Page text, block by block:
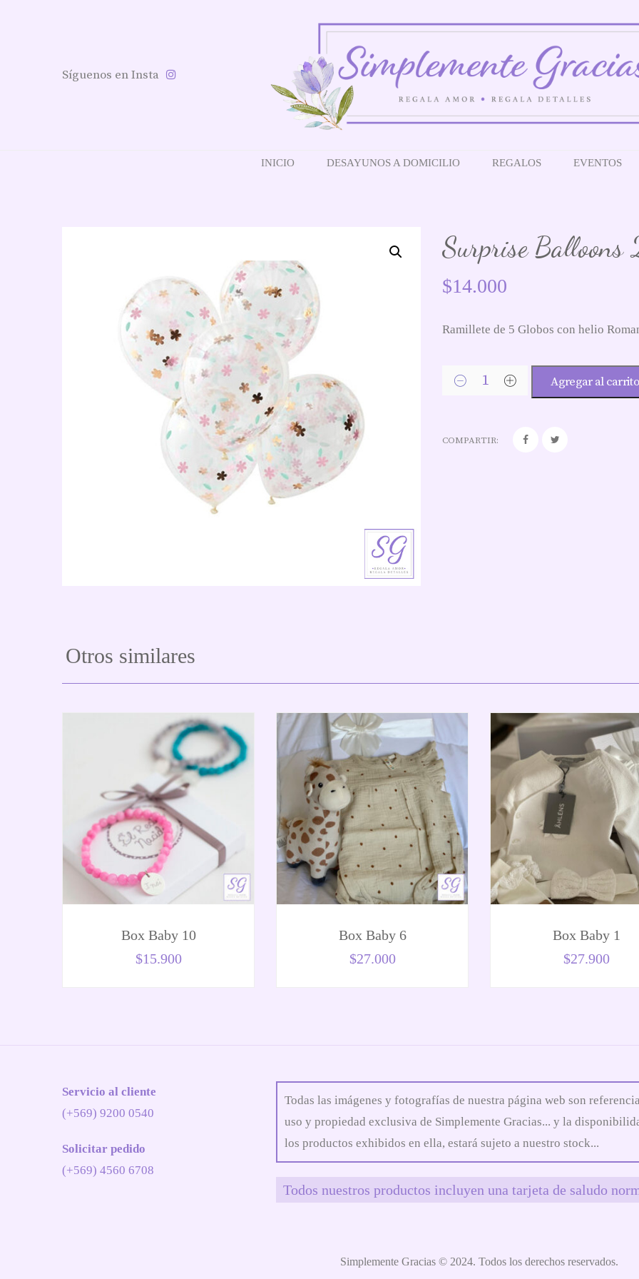
Síguenos en Insta
INICIO DESAYUNOS A DOMICILIO REGALOS EVENTOS
Surprise Balloons
$14.000
Ramillete de 5 Globos con helio
Agregar al carrito
COMPARTIR:
Otros similares
Box Baby 10
$15.900
Box Baby 6
$27.000
Box Baby 1
$27.900
Servicio al cliente
(+569) 9200 0540
Solicitar pedido
(+569) 4560 6708
Todas las imágenes y fotografías de nuestra página web son
uso y propiedad exclusiva de Simplemente Gracias... y la
los productos exhibidos en ella, estará sujeto a nuestro stock...
Todos nuestros productos incluyen una tarjeta de saludo
Simplemente Gracias © 2024. Todos los derechos reservados.